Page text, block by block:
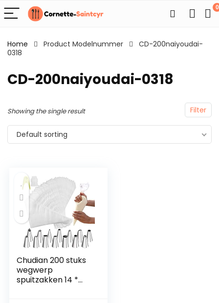
0
Home Product Modelnummer
CD-200naiyoudai-
0318
CD-200naiyoudai-0318
Filter
Showing the single result
Default sorting
Chudian 200 stuks
wegwerp
spuitzakken 14 *